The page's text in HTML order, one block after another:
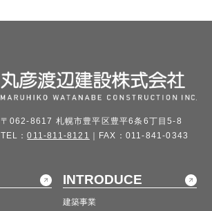
〒062-8617 札幌市豊平区豊平6条6丁目5-8
TEL：011-811-8121 ｜FAX：011-841-0343
INTRODUCE
建築事業